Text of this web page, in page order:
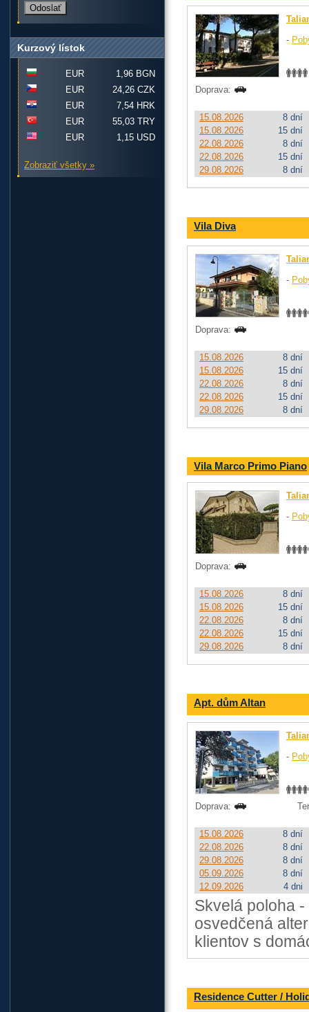
-
Doprava:
15.08.2026
8 dní
15.08.2026
15 dní
22.08.2026
8 dní
22.08.2026
15 dní
29.08.2026
8 dní
Vila Diva
-
Doprava:
15.08.2026
8 dní
15.08.2026
15 dní
22.08.2026
8 dní
22.08.2026
15 dní
29.08.2026
8 dní
Vila Marco Primo Piano
-
Doprava:
15.08.2026
8 dní
15.08.2026
15 dní
22.08.2026
8 dní
22.08.2026
15 dní
29.08.2026
8 dní
Apt. dům Altan
-
Doprava:
15.08.2026
8 dní
22.08.2026
8 dní
29.08.2026
8 dní
05.09.2026
8 dní
12.09.2026
4 dni
Skvelá poloha
osvedčená
klientov s
Residence Cutter /
Kurzový lístok
EUR
1,96 BGN
EUR
24,26 CZK
EUR
7,54 HRK
EUR
55,03 TRY
EUR
1,15 USD
Zobraziť všetky »